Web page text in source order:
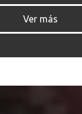
Ver más